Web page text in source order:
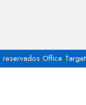
Office Target